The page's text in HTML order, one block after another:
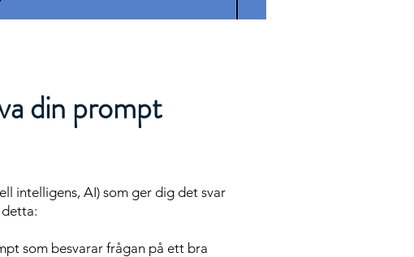
din prompt
intelligens, AI) som ger dig det svar
som besvarar frågan på ett bra